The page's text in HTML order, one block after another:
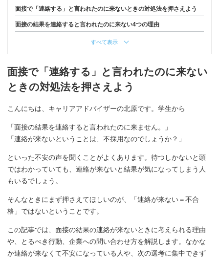
面接で「連絡する」と言われたのに来ないときの対処法を押さえよう
面接の結果を連絡すると言われたのに来ない4つの理由
すべて表示
面接で「連絡する」と言われたのに来ない
ときの対処法を押さえよう
こんにちは、キャリアアドバイザーの北原です。学生から
「面接の結果を連絡すると言われたのに来ません。」
「連絡が来ないということは、不採用なのでしょうか？」
といった不安の声を聞くことがよくあります。待つしかないと頭
ではわかっていても、連絡が来ないと結果が気になってしまう人
もいるでしょう。
そんなときにまず押さえてほしいのが、「連絡が来ない＝不合
格」ではないということです。
この記事では、面接の結果の連絡が来ないときに考えられる理由
や、とるべき行動、企業への問い合わせ方を解説します。なかな
か連絡が来なくて不安になっている人や、次の選考に集中できず